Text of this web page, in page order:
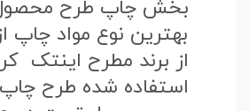
بخش چاپ طرح محصول
از برند مطرح اینتک
استفاده شده طرح